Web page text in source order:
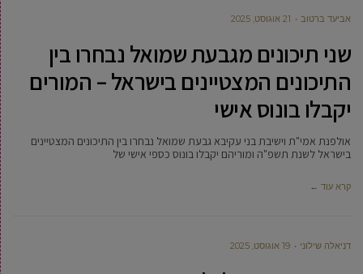
אביעד ברטוב 21 אוגוסט, 2025
שני תיכונים מגבעת שמואל נבחרו בין
התיכונים המצטיינים בישראל – המורים
יקבלו בונוס אישי
אולפנת אמי"ת וישיבת בני עקיבא גבעת שמואל נבחרו בין התיכונים המצטיינים
בישראל לשנת תשפ"ה ומוריהם יקבלו בונוס כספי אישי של
קרא עוד ←
דניאלה שילוני 19 אוגוסט, 2025